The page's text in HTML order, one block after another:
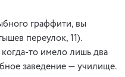
граффити, вы
переулок, 11).
когда-то имело лишь два
заведение — училище.